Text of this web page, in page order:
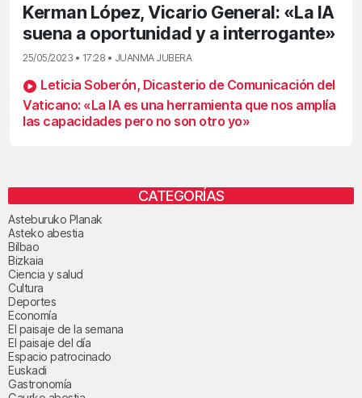
Kerman López, Vicario General: «La IA
suena a oportunidad y a interrogante»
25/05/2023 • 17:28 • JUANMA JUBERA
Leticia Soberón, Dicasterio de Comunicación del
Vaticano: «La IA es una herramienta que nos amplía
las capacidades pero no son otro yo»
CATEGORÍAS
Asteburuko Planak
Asteko abestia
Bilbao
Bizkaia
Ciencia y salud
Cultura
Deportes
Economía
El paisaje de la semana
El paisaje del día
Espacio patrocinado
Euskadi
Gastronomía